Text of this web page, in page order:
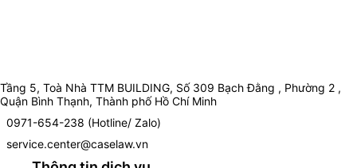
Tầng 5, Toà Nhà TTM BUILDING, Số 309 Bạch Đằng , Phường 2 ,
Quận Bình Thạnh, Thành phố Hồ Chí Minh
0971-654-238 (Hotline/ Zalo)
service.center@caselaw.vn